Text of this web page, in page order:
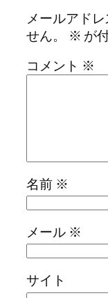
メールアド
せん。
※ が
コメント ※
名前 ※
メール ※
サイト